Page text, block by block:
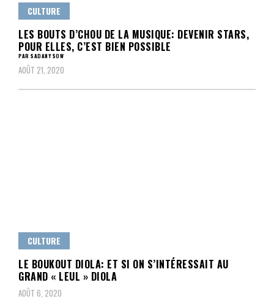
CULTURE
LES BOUTS D’CHOU DE LA MUSIQUE: DEVENIR STARS,
POUR ELLES, C’EST BIEN POSSIBLE
PAR SADANY SOW
AOÛT 21, 2020
CULTURE
LE BOUKOUT DIOLA: ET SI ON S’INTÉRESSAIT AU
GRAND « LEUL » DIOLA
AOÛT 6, 2020